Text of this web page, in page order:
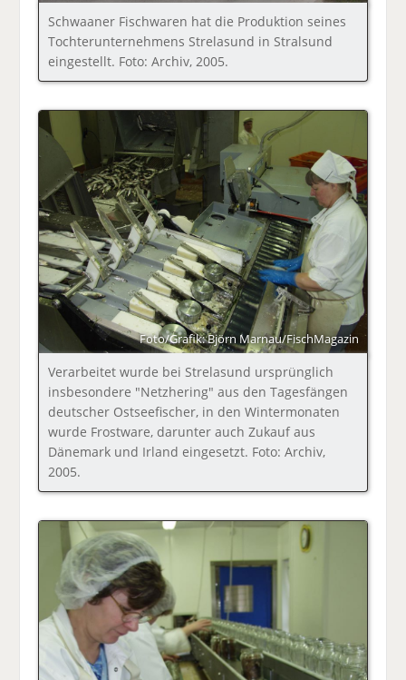
Schwaaner Fischwaren hat die Produktion seines
Tochterunternehmens Strelasund in Stralsund
eingestellt. Foto: Archiv, 2005.
Foto/Grafik: Björn Marnau/FischMagazin
Verarbeitet wurde bei Strelasund ursprünglich
insbesondere "Netzhering" aus den Tagesfängen
deutscher Ostseefischer, in den Wintermonaten
wurde Frostware, darunter auch Zukauf aus
Dänemark und Irland eingesetzt. Foto: Archiv,
2005.